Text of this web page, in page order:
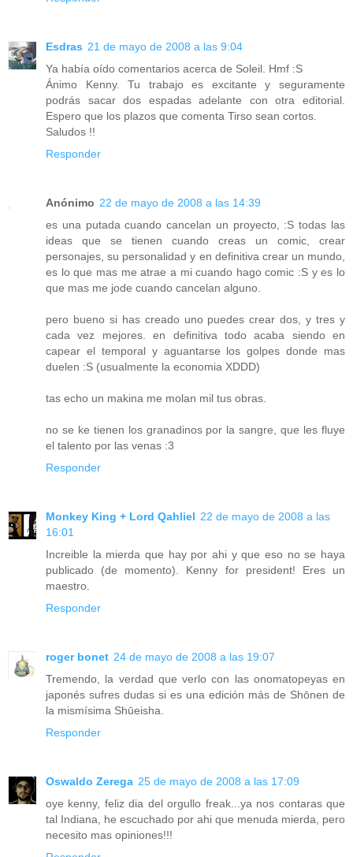
Esdras 21 de mayo de 2008 a las 9:04
Ya había oído comentarios acerca de Soleil. Hmf :S
Ánimo Kenny. Tu trabajo es excitante y seguramente
podrás sacar dos espadas adelante con otra editorial.
Espero que los plazos que comenta Tirso sean cortos.
Saludos !!
Responder
Anónimo 22 de mayo de 2008 a las 14:39
es una putada cuando cancelan un proyecto, :S todas las
ideas que se tienen cuando creas un comic, crear
personajes, su personalidad y en definitiva crear un mundo,
es lo que mas me atrae a mi cuando hago comic :S y es lo
que mas me jode cuando cancelan alguno.
pero bueno si has creado uno puedes crear dos, y tres y
cada vez mejores. en definitiva todo acaba siendo en
capear el temporal y aguantarse los golpes donde mas
duelen :S (usualmente la economia XDDD)
tas echo un makina me molan mil tus obras.
no se ke tienen los granadinos por la sangre, que les fluye
el talento por las venas :3
Responder
Monkey King + Lord Qahliel 22 de mayo de 2008 a las
16:01
Increible la mierda que hay por ahi y que eso no se haya
publicado (de momento). Kenny for president! Eres un
maestro.
Responder
roger bonet 24 de mayo de 2008 a las 19:07
Tremendo, la verdad que verlo con las onomatopeyas en
japonés sufres dudas si es una edición más de Shōnen de
la mismísima Shūeisha.
Responder
Oswaldo Zerega 25 de mayo de 2008 a las 17:09
oye kenny, feliz dia del orgullo freak...ya nos contaras que
tal Indiana, he escuchado por ahi que menuda mierda, pero
necesito mas opiniones!!!